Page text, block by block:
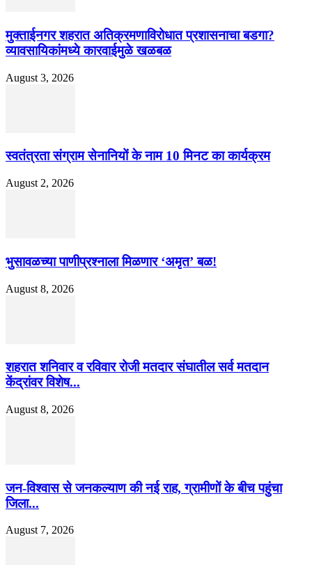
मुक्ताईनगर शहरात अतिक्रमणाविरोधात प्रशासनाचा बडगा?
व्यावसायिकांमध्ये कारवाईमुळे खळबळ
August 3, 2026
स्वतंत्रता संग्राम सेनानियों के नाम 10 मिनट का कार्यक्रम
August 2, 2026
भुसावळच्या पाणीप्रश्नाला मिळणार ‘अमृत’ बळ!
August 8, 2026
शहरात शनिवार व रविवार रोजी मतदार संघातील सर्व मतदान
केंद्रांवर विशेष...
August 8, 2026
जन-विश्वास से जनकल्याण की नई राह, ग्रामीणों के बीच पहुंचा
जिला...
August 7, 2026